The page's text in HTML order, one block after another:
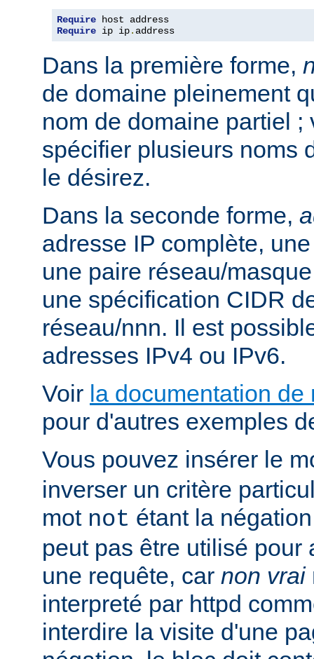
Require
Require ip ip. address
Dans la première forme,
de domaine pleinement
nom de domaine partiel ;
spécifier plusieurs noms
le désirez.
Dans la seconde forme,
adresse IP complète,
une paire réseau/
une spécification CIDR
réseau/nnn. Il est
adresses IPv4 ou IPv6.
Voir la documentation de
pour d'autres exemples
Vous pouvez insérer le
inverser un critère
mot not étant la
peut pas être utilisé pour
une requête, car non vrai
interpreté par httpd
interdire la visite d'une